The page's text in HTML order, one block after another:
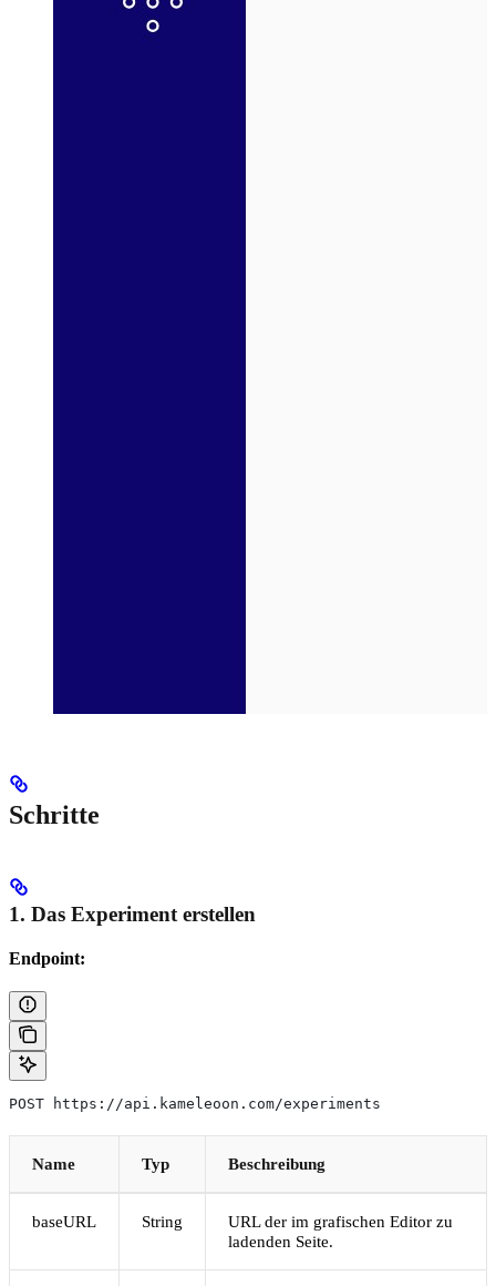
Schritte
1. Das Experiment erstellen
Endpoint:
POST https://api.kameleoon.com/experiments
Name Typ Beschreibung
baseURL String
URL der im grafischen Editor zu
ladenden Seite.